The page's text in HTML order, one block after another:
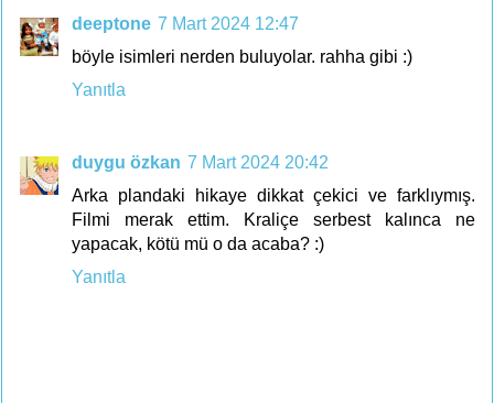
deeptone 7 Mart 2024 12:47
böyle isimleri nerden buluyolar. rahha gibi :)
Yanıtla
duygu özkan 7 Mart 2024 20:42
Arka plandaki hikaye dikkat çekici ve farklıymış.
Filmi merak ettim. Kraliçe serbest kalınca ne
yapacak, kötü mü o da acaba? :)
Yanıtla